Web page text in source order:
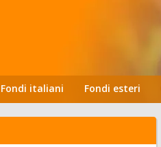
Fondi italiani Fondi esteri